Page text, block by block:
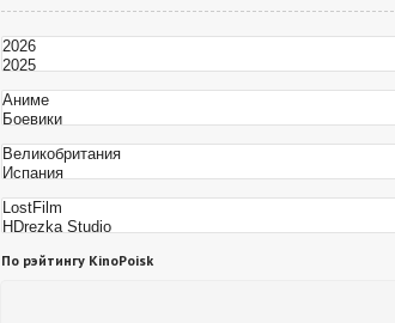
По рэйтингу KinoPoisk